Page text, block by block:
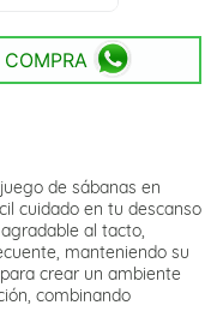
de sábanas en
cuidado en tu descanso
al tacto,
manteniendo su
crear un ambiente
combinando